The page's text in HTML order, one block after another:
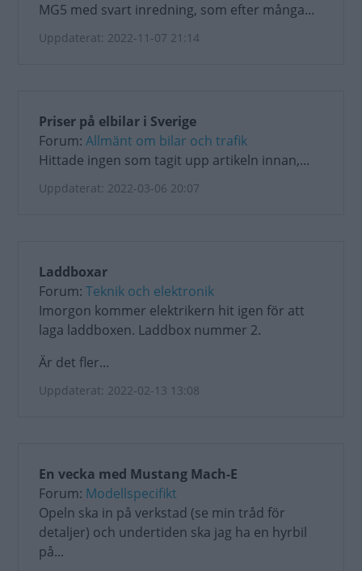
MG5 med svart inredning, som efter många...
Uppdaterat: 2022-11-07 21:14
Priser på elbilar i Sverige
Forum: Allmänt om bilar och trafik
Hittade ingen som tagit upp artikeln innan,...
Uppdaterat: 2022-03-06 20:07
Laddboxar
Forum: Teknik och elektronik
Imorgon kommer elektrikern hit igen för att
laga laddboxen. Laddbox nummer 2.
Är det fler...
Uppdaterat: 2022-02-13 13:08
En vecka med Mustang Mach-E
Forum: Modellspecifikt
Opeln ska in på verkstad (se min tråd för
detaljer) och undertiden ska jag ha en hyrbil
på...